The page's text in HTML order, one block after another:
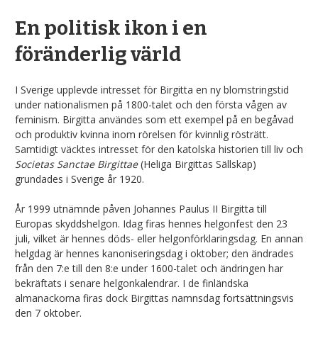
En politisk ikon i en
föränderlig värld
I Sverige upplevde intresset för Birgitta en ny blomstringstid
under nationalismen på 1800-talet och den första vågen av
feminism. Birgitta användes som ett exempel på en begåvad
och produktiv kvinna inom rörelsen för kvinnlig rösträtt.
Samtidigt väcktes intresset för den katolska historien till liv och
Societas Sanctae Birgittae(Heliga Birgittas Sällskap)
grundades i Sverige år 1920.
År 1999 utnämnde påven Johannes Paulus II Birgitta till
Europas skyddshelgon. Idag firas hennes helgonfest den 23
juli, vilket är hennes döds- eller helgonförklaringsdag. En annan
helgdag är hennes kanoniseringsdag i oktober; den ändrades
från den 7:e till den 8:e under 1600-talet och ändringen har
bekräftats i senare helgonkalendrar. I de finländska
almanackorna firas dock Birgittas namnsdag fortsättningsvis
den 7 oktober.